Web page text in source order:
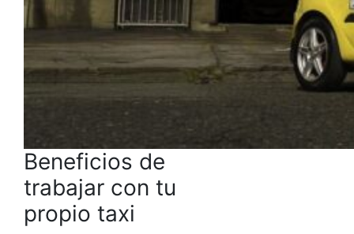
Beneficios de
trabajar con tu
propio taxi